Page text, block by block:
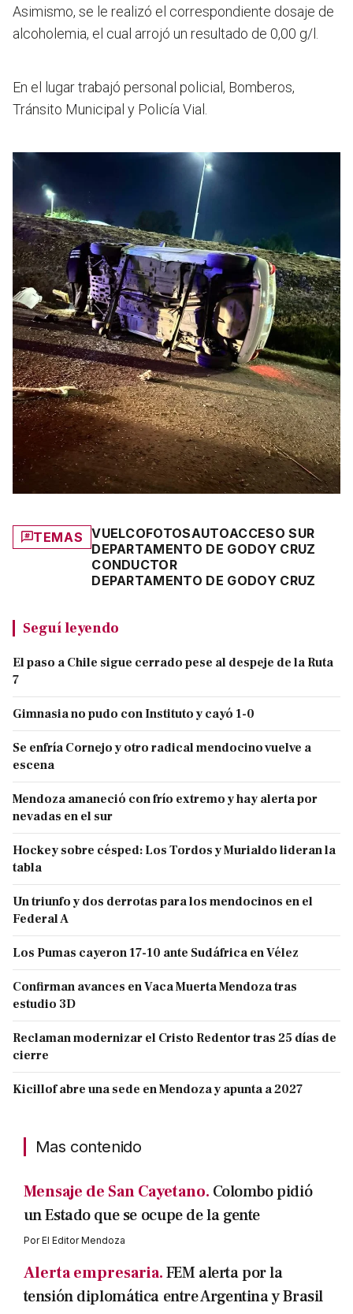
Asimismo, se le realizó el correspondiente dosaje de
alcoholemia, el cual arrojó un resultado de 0,00 g/l.
En el lugar trabajó personal policial, Bomberos,
Tránsito Municipal y Policía Vial.
TEMAS VUELCOFOTOSAUTOACCESO SUR
DEPARTAMENTO DE GODOY CRUZ
CONDUCTOR
DEPARTAMENTO DE GODOY CRUZ
Seguí leyendo
El paso a Chile sigue cerrado pese al despeje de la Ruta
7
Gimnasia no pudo con Instituto y cayó 1-0
Se enfría Cornejo y otro radical mendocino vuelve a
escena
Mendoza amaneció con frío extremo y hay alerta por
nevadas en el sur
Hockey sobre césped: Los Tordos y Murialdo lideran la
tabla
Un triunfo y dos derrotas para los mendocinos en el
Federal A
Los Pumas cayeron 17-10 ante Sudáfrica en Vélez
Confirman avances en Vaca Muerta Mendoza tras
estudio 3D
Reclaman modernizar el Cristo Redentor tras 25 días de
cierre
Kicillof abre una sede en Mendoza y apunta a 2027
Mas contenido
Mensaje de San Cayetano. Colombo pidió
un Estado que se ocupe de la gente
PorEl Editor Mendoza
Alerta empresaria.FEM alerta por la
tensión diplomática entre Argentina y Brasil